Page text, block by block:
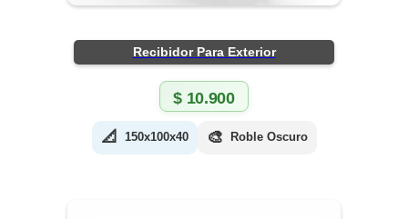
Recibidor Para Exterior
$10.900
📐 150x100x40 🎨 Roble Oscuro